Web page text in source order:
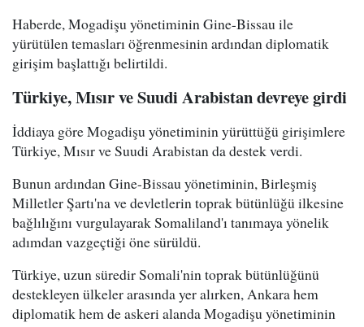
Haberde, Mogadişu yönetiminin Gine-Bissau ile
yürütülen temasları öğrenmesinin ardından diplomatik
girişim başlattığı belirtildi.
Türkiye, Mısır ve Suudi Arabistan devreye girdi
İddiaya göre Mogadişu yönetiminin yürüttüğü girişimlere
Türkiye, Mısır ve Suudi Arabistan da destek verdi.
Bunun ardından Gine-Bissau yönetiminin, Birleşmiş
Milletler Şartı'na ve devletlerin toprak bütünlüğü ilkesine
bağlılığını vurgulayarak Somaliland'ı tanımaya yönelik
adımdan vazgeçtiği öne sürüldü.
Türkiye, uzun süredir Somali'nin toprak bütünlüğünü
destekleyen ülkeler arasında yer alırken, Ankara hem
diplomatik hem de askeri alanda Mogadişu yönetiminin